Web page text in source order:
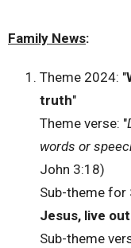
Family News:
Theme 2024: "
truth"
Theme verse: "
words or
John 3:18)
Sub-theme for
Jesus, live
Sub-theme